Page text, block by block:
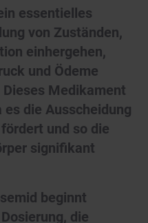
essentielles
von Zuständen,
einhergehen,
und Ödeme
Medikament
die Ausscheidung
und so die
signifikant
beginnt
die